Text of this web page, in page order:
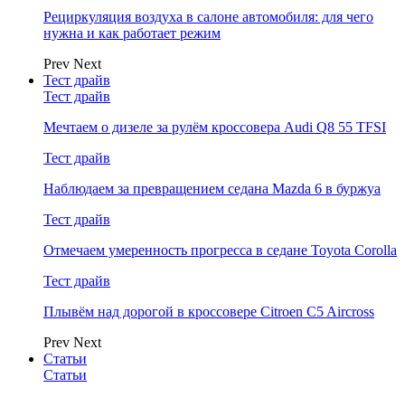
Рециркуляция воздуха в салоне автомобиля: для чего
нужна и как работает режим
Prev Next
Тест драйв
Тест драйв
Мечтаем о дизеле за рулём кроссовера Audi Q8 55 TFSI
Тест драйв
Наблюдаем за превращением седана Mazda 6 в буржуа
Тест драйв
Отмечаем умеренность прогресса в седане Toyota Corolla
Тест драйв
Плывём над дорогой в кроссовере Citroen C5 Aircross
Prev Next
Статьи
Статьи